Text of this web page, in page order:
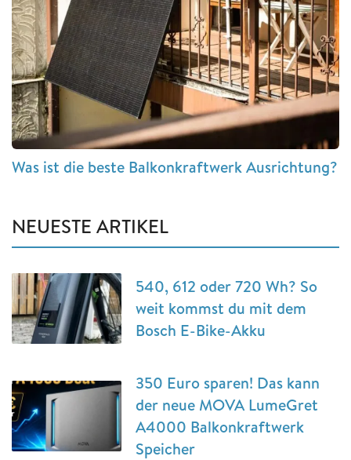
Was ist die beste Balkonkraftwerk Ausrichtung?
NEUESTE ARTIKEL
540, 612 oder 720 Wh? So
weit kommst du mit dem
Bosch E-Bike-Akku
350 Euro sparen! Das kann
der neue MOVA LumeGret
A4000 Balkonkraftwerk
Speicher